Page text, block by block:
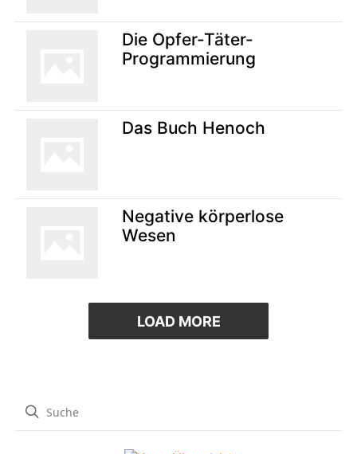
Die Opfer-Täter-
Programmierung
Das Buch Henoch
Negative körperlose
Wesen
LOAD MORE